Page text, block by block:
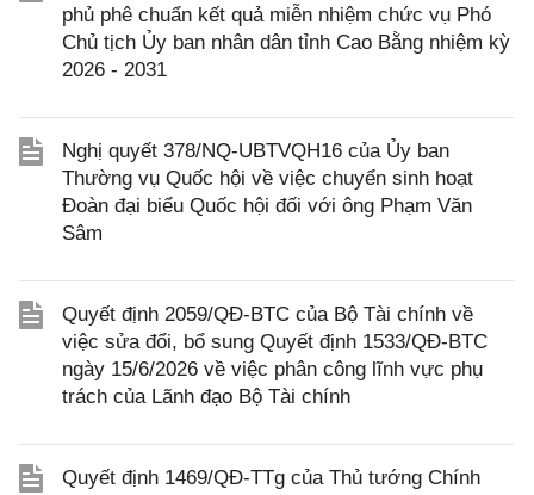
phủ phê chuẩn kết quả miễn nhiệm chức vụ Phó
Chủ tịch Ủy ban nhân dân tỉnh Cao Bằng nhiệm kỳ
2026 - 2031
Nghị quyết 378/NQ-UBTVQH16 của Ủy ban
Thường vụ Quốc hội về việc chuyển sinh hoạt
Đoàn đại biểu Quốc hội đối với ông Phạm Văn
Sâm
Quyết định 2059/QĐ-BTC của Bộ Tài chính về
việc sửa đổi, bổ sung Quyết định 1533/QĐ-BTC
ngày 15/6/2026 về việc phân công lĩnh vực phụ
trách của Lãnh đạo Bộ Tài chính
Quyết định 1469/QĐ-TTg của Thủ tướng Chính